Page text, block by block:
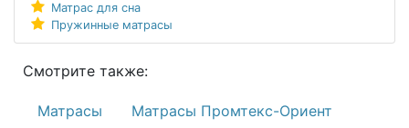
Матрас для сна
Пружинные матрасы
Смотрите также:
Матрасы
Матрасы Промтекс-Ориент